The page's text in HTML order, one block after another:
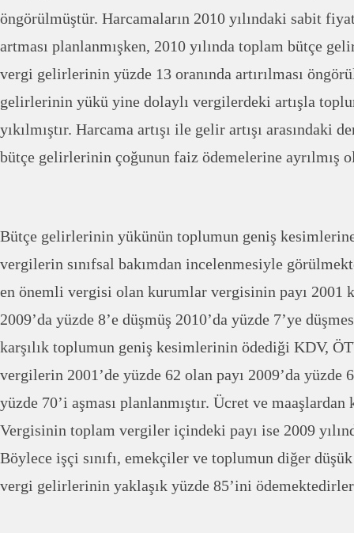
öngörülmüştür. Harcamaların 2010 yılındaki sabit
artması planlanmışken, 2010 yılında toplam bütçe
vergi gelirlerinin yüzde 13 oranında artırılması
gelirlerinin yükü yine dolaylı vergilerdeki artışla
yıkılmıştır. Harcama artışı ile gelir artışı arasındaki
bütçe gelirlerinin çoğunun faiz ödemelerine ayrılmış
Bütçe gelirlerinin yükünün toplumun geniş
vergilerin sınıfsal bakımdan incelenmesiyle
en önemli vergisi olan kurumlar vergisinin payı 2001
2009’da yüzde 8’e düşmüş 2010’da yüzde 7’ye
karşılık toplumun geniş kesimlerinin ödediği KDV,
vergilerin 2001’de yüzde 62 olan payı 2009’da yüzde
yüzde 70’i aşması planlanmıştır. Ücret ve
Vergisinin toplam vergiler içindeki payı ise 2009
Böylece işçi sınıfı, emekçiler ve toplumun diğer
vergi gelirlerinin yaklaşık yüzde 85’ini